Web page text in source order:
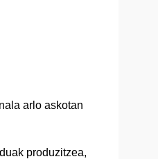
arlo askotan
produzitzea,